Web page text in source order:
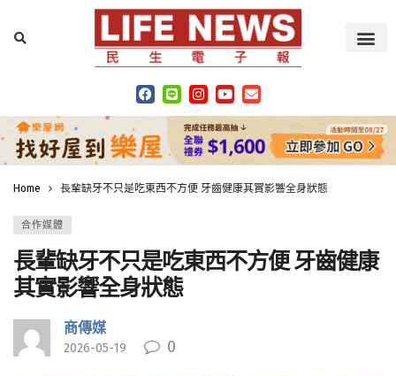
Home 長輩缺牙不只是吃東西不方便 牙齒健康其實影響全身狀態
合作媒體
長輩缺牙不只是吃東西不方便 牙齒健康
其實影響全身狀態
商傳媒
2026-05-19 0